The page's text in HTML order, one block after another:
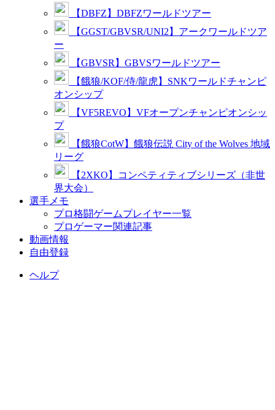
【DBFZ】DBFZワールドツアー
【GGST/GBVSR/UNI2】アークワールドツア
ー
【GBVSR】GBVSワールドツアー
【餓狼/KOF/侍/龍虎】SNKワールドチャンピ
オンシップ
【VF5REVO】VFオープンチャンピオンシッ
プ
【餓狼CotW】餓狼伝説 City of the Wolves 地域
リーグ
【2XKO】コンペティティブシリーズ（非世
界大会）
選手メモ
プロ格闘ゲームプレイヤー一覧
プロゲーマー関連記事
動画情報
自由登録
ヘルプ